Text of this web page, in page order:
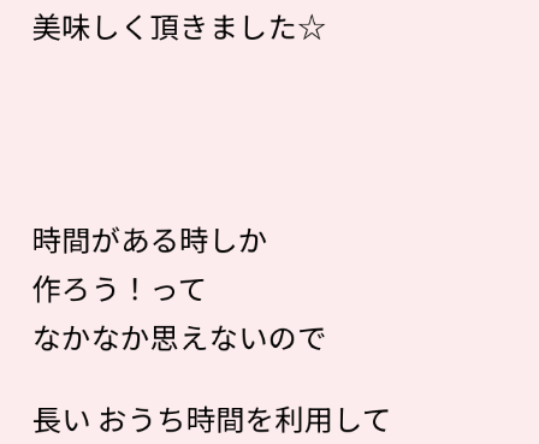
美味しく頂きました☆
時間がある時しか
作ろう！って
なかなか思えないので
長い おうち時間を利用して